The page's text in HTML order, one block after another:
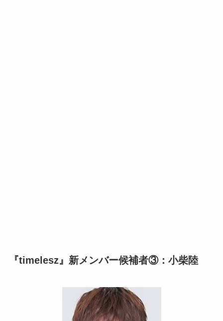
『timelesz』新メンバー候補者③：小柴陸